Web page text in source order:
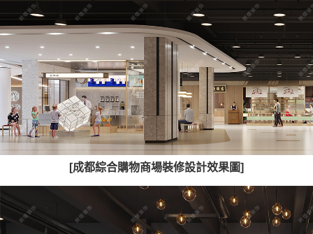
[成都綜合購物商場裝修設計效果圖]